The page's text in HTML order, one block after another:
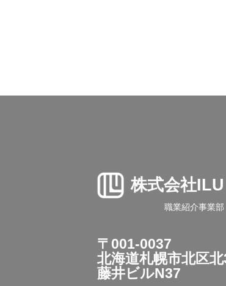
株式会社ILU
職業紹介事業部
〒001-0037
北海道札幌市北区
藤井ビルN37